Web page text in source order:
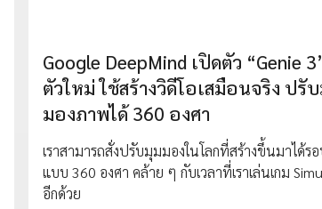
Google DeepMind เปิดตัว “Genie
ตัวใหม่ ใช้สร้างวิดีโอเสมือนจริง ปรั
มองภาพได้ 360 องศา
เราสามารถสั่งปรับมุมมองในโลกที่สร้างขึ้นมาได้ร
แบบ 360 องศา คล้าย ๆ กับเวลาที่เราเล่นเกม
อีกด้วย